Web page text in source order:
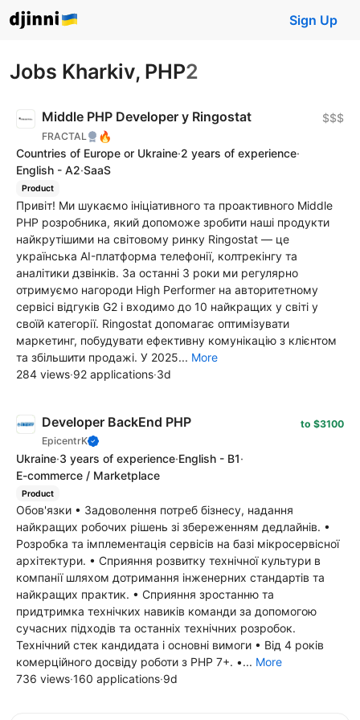
Sign Up
Jobs Kharkiv, PHP2
Middle PHP Developer у Ringostat
FRACTAL 🔥
$$$
Countries of Europe or Ukraine·2 years of experience·
English - A2·SaaS
Product
Привіт! Ми шукаємо ініціативного та проактивного Middle
PHP розробника, який допоможе зробити наші продукти
найкрутішими на світовому ринку Ringostat — це
українська AI-платформа телефонії, колтрекінгу та
аналітики дзвінків. За останні 3 роки ми регулярно
отримуємо нагороди High Performer на авторитетному
сервісі відгуків G2 і входимо до 10 найкращих у світі у
своїй категорії. Ringostat допомагає оптимізувати
маркетинг, побудувати ефективну комунікацію з клієнтом
та збільшити продажі. У 2025... More
284 views·92 applications·3d
Developer BackEnd PHP
EpicentrK
to $3100
Ukraine·3 years of experience·English - B1·
E-commerce / Marketplace
Product
Обов'язки • Задоволення потреб бізнесу, надання
найкращих робочих рішень зі збереженням дедлайнів. •
Розробка та імплементація сервісів на базі мікросервісної
архітектури. • Сприяння розвитку технічної культури в
компанії шляхом дотримання інженерних стандартів та
найкращих практик. • Сприяння зростанню та
придтримка технічких навиків команди за допомогою
сучасних підходів та останніх технічних розробок.
Технічний стек кандидата і основні вимоги • Від 4 років
комерційного досвіду роботи з PHP 7+. •... More
736 views·160 applications·9d